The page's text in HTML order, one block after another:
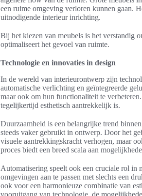
een ruime omgeving verloren kunnen gaan.
uitnodigende interieur inrichting.
Bij het kiezen van meubels is het verstandig
optimaliseert het gevoel van ruimte.
Technologie en innovaties in design
In de wereld van interieurontwerp zijn
automatische verlichting en geïntegreerde
maar ook om hun functionaliteit te
tegelijkertijd esthetisch aantrekkelijk is.
Duurzaamheid is een belangrijke trend
steeds vaker gebruikt in ontwerp. Door het
visuele aantrekkingskracht verhogen, maar
proces biedt een breed scala aan
Automatisering speelt ook een cruciale rol in
omgevingen aan te passen met slechts een
ook voor een harmonieuze combinatie van
vooruitgang van technologie, de